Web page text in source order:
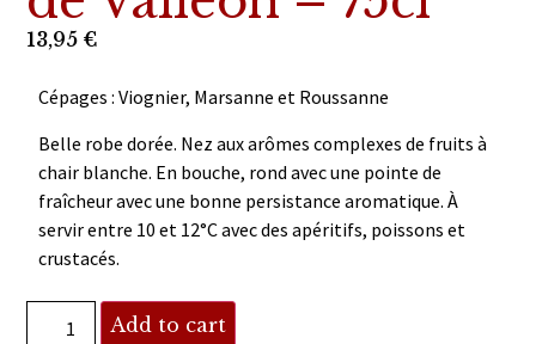
13,95 €
Cépages : Viognier, Marsanne et Roussanne
Belle robe dorée. Nez aux arômes complexes de fruits à
chair blanche. En bouche, rond avec une pointe de
fraîcheur avec une bonne persistance aromatique. À
servir entre 10 et 12°C avec des apéritifs, poissons et
crustacés.
Add to cart